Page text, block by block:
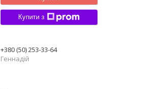
Купити з
+380 (50) 253-33-64
Геннадій